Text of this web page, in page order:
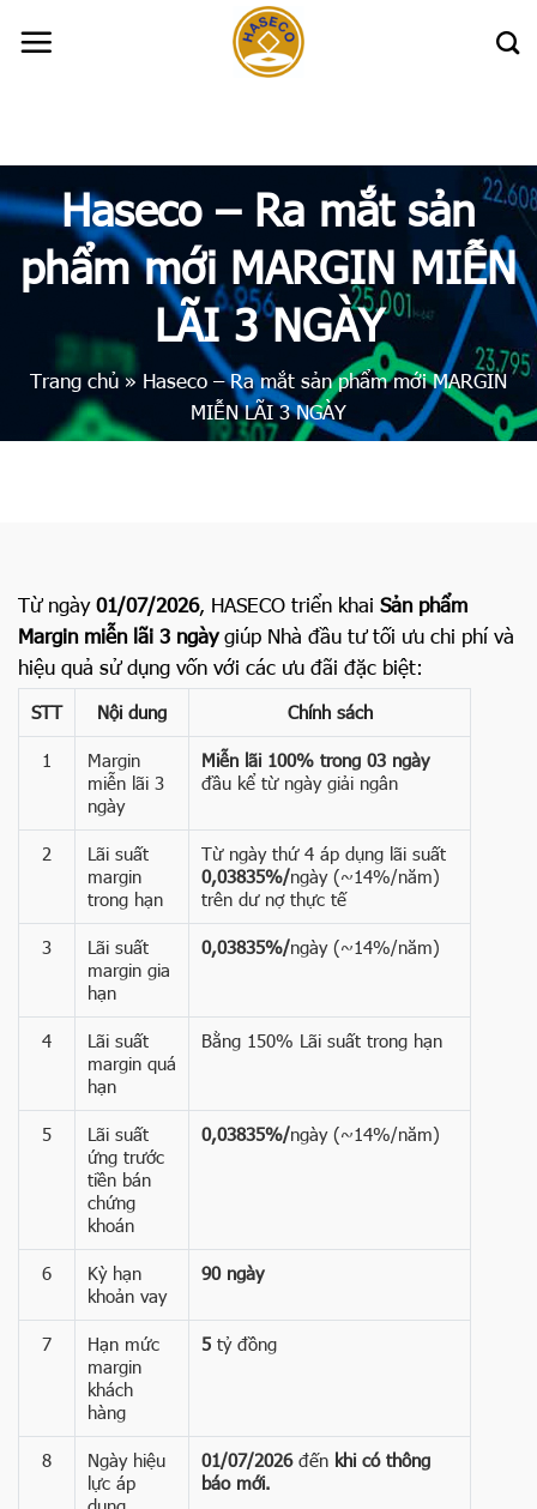
Haseco – Ra mắt sản
phẩm mới MARGIN MIỄN
LÃI 3 NGÀY
Trang chủ» Haseco – Ra mắt sản phẩm mới MARGIN
MIỄN LÃI 3 NGÀY
Từ ngày01/07/2026, HASECO triển khai Sản phẩm
Margin miễn lãi 3 ngàygiúp Nhà đầu tư tối ưu chi phí và
hiệu quả sử dụng vốn với các ưu đãi đặc biệt:
STT Nội dung
Chính sách
1
Margin
miễn lãi 3
ngày
Miễn lãi 100% trong 03 ngày
đầu kể từ ngày giải ngân
2
Lãi suất
margin
trong hạn
Từ ngày thứ 4 áp dụng lãi suất
0,03835%/ngày (~14%/năm)
trên dư nợ thực tế
3
Lãi suất
margin gia
hạn
0,03835%/ngày (~14%/năm)
4
Lãi suất
margin quá
hạn
Bằng 150% Lãi suất trong hạn
5
Lãi suất
ứng trước
tiền bán
chứng
khoán
0,03835%/ngày (~14%/năm)
6
Kỳ hạn
khoản vay
90 ngày
7
Hạn mức
margin
khách
hàng
5 tỷ đồng
8
Ngày hiệu
lực áp
01/07/2026đến khi có thông
báo mới.